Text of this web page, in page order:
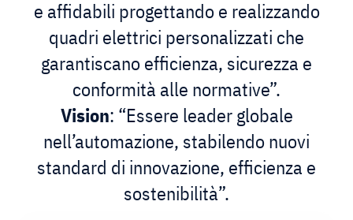
e affidabili progettando e realizzando
quadri elettrici personalizzati che
garantiscano efficienza, sicurezza e
conformità alle normative”.
Vision: “Essere leader globale
nell’automazione, stabilendo nuovi
standard di innovazione, efficienza e
sostenibilità”.